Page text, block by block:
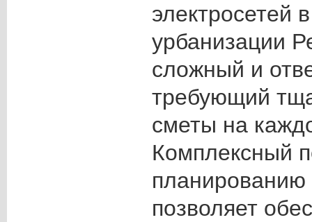
электросетей
урбанизации
сложный и
требующий
сметы на
Комплексный
позволяет